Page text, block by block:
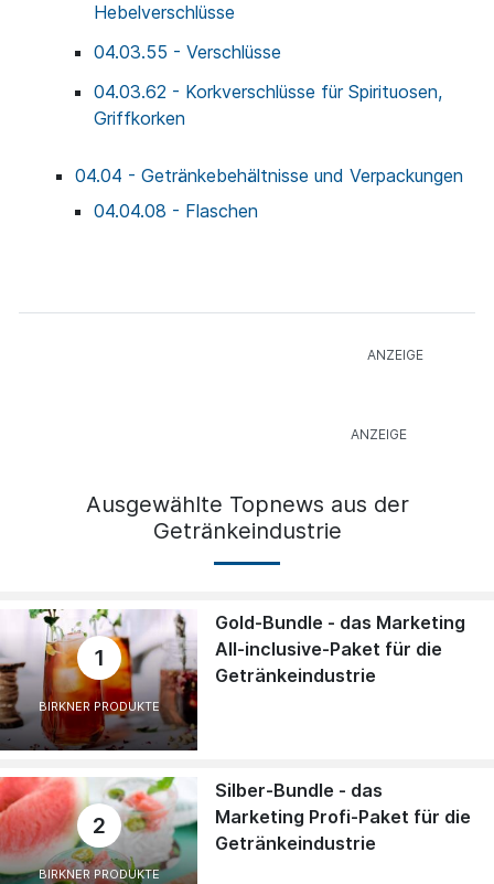
Hebelverschlüsse
04.03.55 - Verschlüsse
04.03.62 - Korkverschlüsse für Spirituosen,
Griffkorken
04.04 - Getränkebehältnisse und Verpackungen
04.04.08 - Flaschen
Ausgewählte Topnews aus der
Getränkeindustrie
1
BIRKNER PRODUKTE
Gold-Bundle - das Marketing
All-inclusive-Paket für die
Getränkeindustrie
2
BIRKNER PRODUKTE
Silber-Bundle - das
Marketing Profi-Paket für die
Getränkeindustrie